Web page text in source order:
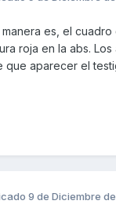
manera es, el
roja en la abs.
que aparecer el
9 de Diciembre